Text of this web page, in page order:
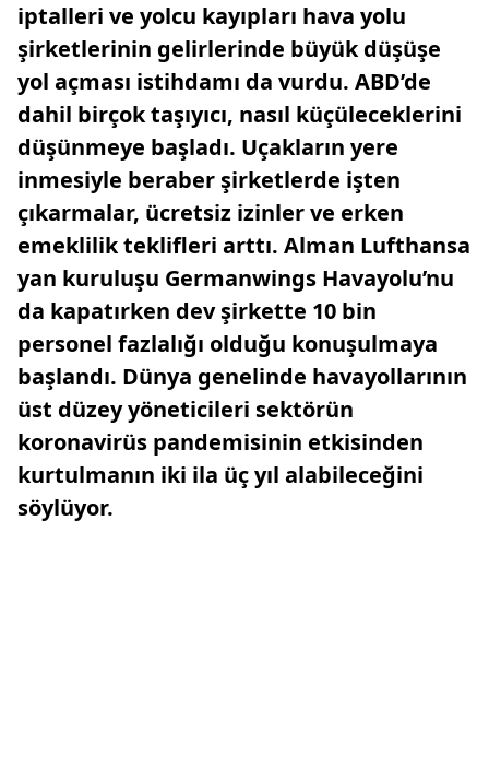
iptalleri ve yolcu kayıpları hava yolu
şirketlerinin gelirlerinde büyük düşüşe
yol açması istihdamı da vurdu. ABD’de
dahil birçok taşıyıcı, nasıl küçüleceklerini
düşünmeye başladı. Uçakların yere
inmesiyle beraber şirketlerde işten
çıkarmalar, ücretsiz izinler ve erken
emeklilik teklifleri arttı. Alman Lufthansa
yan kuruluşu Germanwings Havayolu’nu
da kapatırken dev şirkette 10 bin
personel fazlalığı olduğu konuşulmaya
başlandı. Dünya genelinde havayollarının
üst düzey yöneticileri sektörün
koronavirüs pandemisinin etkisinden
kurtulmanın iki ila üç yıl alabileceğini
söylüyor.